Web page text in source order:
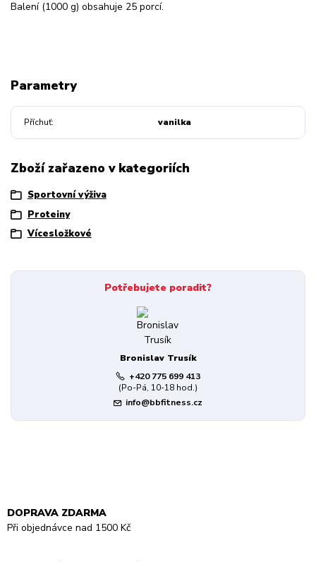
Balení (1000 g) obsahuje 25 porcí.
Parametry
Příchuť vanilka
Zboží zařazeno v kategoriích
Sportovní výživa
Proteiny
Vícesložkové
Potřebujete poradit?
Bronislav Trusík
+420 775 699 413
(Po-Pá, 10-18 hod.)
info@bbfitness.cz
DOPRAVA ZDARMA
Při objednávce nad 1500 Kč